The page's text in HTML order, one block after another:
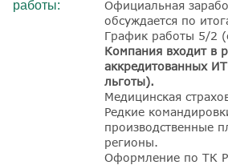
работы:
Официальная
обсуждается по
График работы 5/2
Компания входит в
аккредитованных
льготы).
Медицинская
Редкие
производственные
регионы.
Оформление по ТК